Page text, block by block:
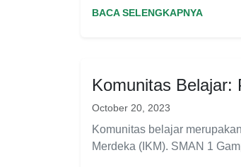
BACA SELENGKAPNYA
Komunitas Belajar:
October 20, 2023
Komunitas belajar
Merdeka (IKM). SMAN 1